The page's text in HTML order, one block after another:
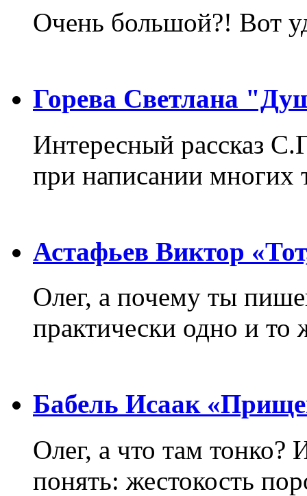
Очень большой?! Вот
Горева Светлана
Интересный рассказ
при написании многих
Астафьев Виктор
Олег, а почему ты
практически одно и то
Бабель Исаак
Олег, а что там тонко?
понять: жестокость